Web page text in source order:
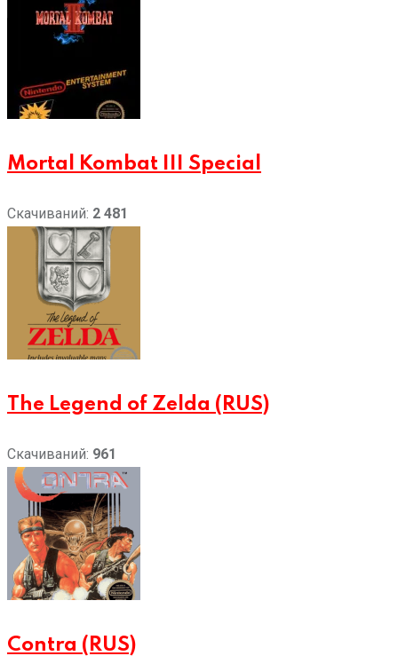
Mortal Kombat III Special
Скачиваний: 2 481
The Legend of Zelda (RUS)
Скачиваний: 961
Contra (RUS)